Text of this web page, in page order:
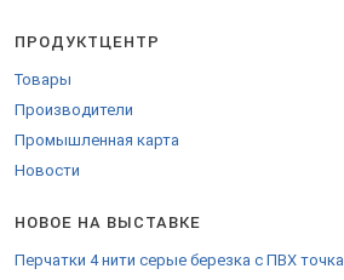
ПРОДУКТЦЕНТР
Товары
Производители
Промышленная карта
Новости
НОВОЕ НА ВЫСТАВКЕ
Перчатки 4 нити серые березка с ПВХ точка